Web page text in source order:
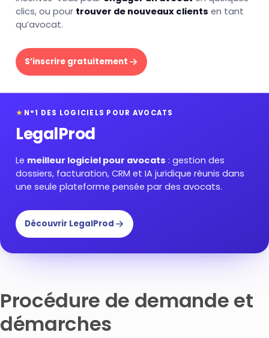
clics, ou pour trouver de nouveaux clients en tant
qu’avocat.
S’inscrire gratuitement
★ N°1 DES LOGICIELS POUR AVOCATS
LegalProd
Le meilleur logiciel pour avocats : gestion des
dossiers, facturation, CRM et IA juridique réunis dans
une seule plateforme pensée par des avocats.
Découvrir LegalProd
Procédure de demande et
démarches